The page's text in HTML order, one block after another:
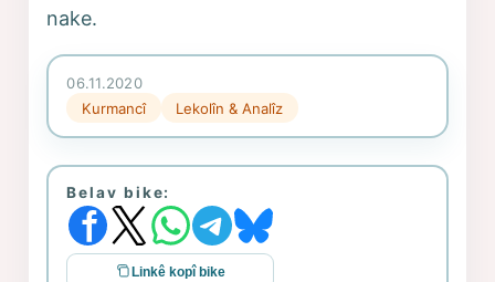
nake.
06.11.2020
Kurmancî
Lekolîn & Analîz
Belav bike:
Linkê kopî bike